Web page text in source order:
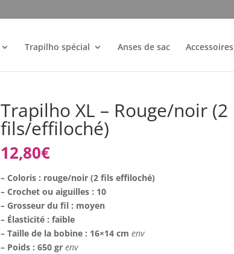
Trapilho spécial Anses de sac Accessoires
Trapilho XL – Rouge/noir (2
fils/effiloché)
12,80€
– Coloris : rouge/noir (2 fils effiloché)
– Crochet ou aiguilles : 10
– Grosseur du fil : moyen
– Élasticité : faible
– Taille de la bobine : 16×14 cm env
– Poids : 650 gr env